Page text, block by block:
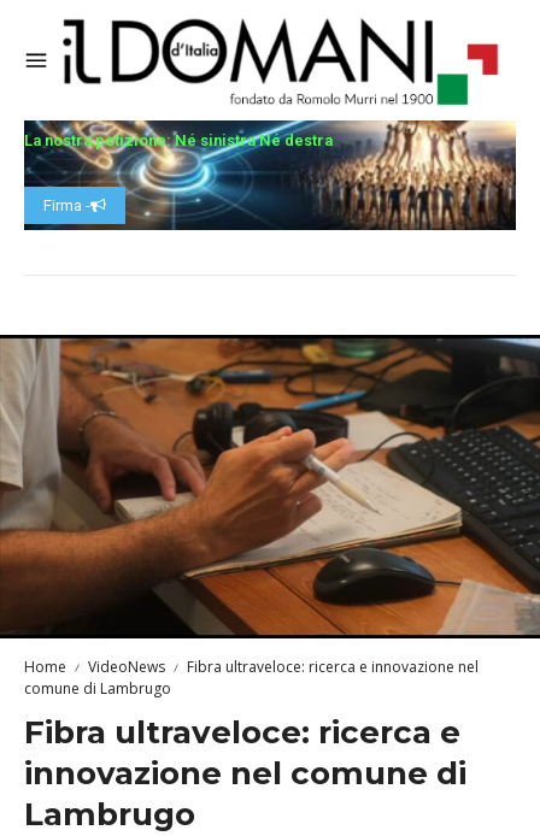
La nostra petizione: Né sinistra Né destra
Firma -
Home VideoNews
Fibra ultraveloce: ricerca e innovazione nel
comune di Lambrugo
Fibra ultraveloce: ricerca e
innovazione nel comune di
Lambrugo